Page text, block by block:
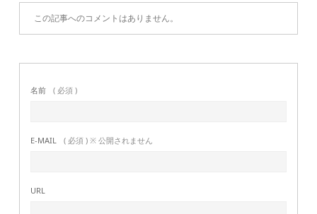
この記事へのコメントはありません。
名前 ( 必須 )
E-MAIL ( 必須 ) ※ 公開されません
URL